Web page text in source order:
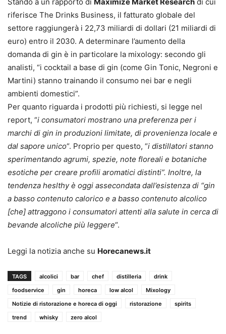
riferisce The Drinks Business, il fatturato globale del
settore raggiungerà i 22,73 miliardi di dollari (21 miliardi di
euro) entro il 2030. A determinare l’aumento della
domanda di gin è in particolare la mixology: secondo gli
analisti, “i cocktail a base di gin (come Gin Tonic, Negroni e
Martini) stanno trainando il consumo nei bar e negli
ambienti domestici”.
Per quanto riguarda i prodotti più richiesti, si legge nel
report, “i consumatori mostrano una preferenza per i
marchi di gin in produzioni limitate, di provenienza locale e
dal sapore unico“. Proprio per questo, “i distillatori stanno
sperimentando agrumi, spezie, note floreali e botaniche
esotiche per creare profili aromatici distinti”. Inoltre, la
tendenza heslthy è oggi assecondata dall’esistenza di “gin
a basso contenuto calorico e a basso contenuto alcolico
[che] attraggono i consumatori attenti alla salute in cerca di
bevande alcoliche più leggere“.
Leggi la notizia anche su Horecanews.it
TAGS alcolici bar chef distilleria
drink
foodservice
gin horeca low alcol
Mixology
Notizie di ristorazione e horeca di oggi
ristorazione
spirits
trend
whisky zero alcol